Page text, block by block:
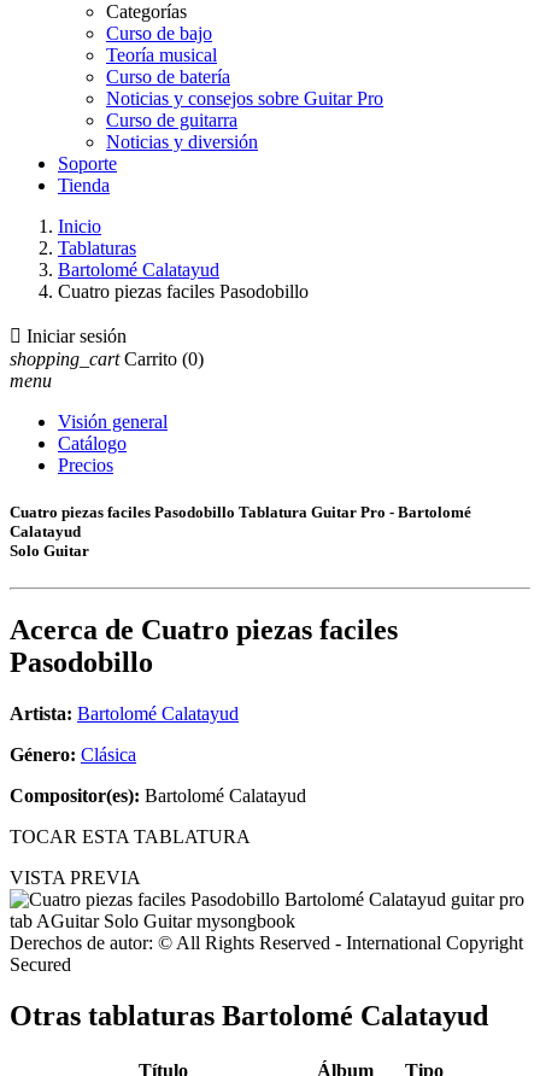
Categorías
Curso de bajo
Teoría musical
Curso de batería
Noticias y consejos sobre Guitar Pro
Curso de guitarra
Noticias y diversión
Soporte
Tienda
Inicio
Tablaturas
Bartolomé Calatayud
Cuatro piezas faciles Pasodobillo
 Iniciar sesión
shopping_cart Carrito (0)
menu
Visión general
Catálogo
Precios
Cuatro piezas faciles Pasodobillo Tablatura Guitar Pro - Bartolomé
Calatayud
Solo Guitar
Acerca de Cuatro piezas faciles
Pasodobillo
Artista: Bartolomé Calatayud
Género: Clásica
Compositor(es): Bartolomé Calatayud
TOCAR ESTA TABLATURA
VISTA PREVIA
Derechos de autor: © All Rights Reserved - International Copyright
Secured
Otras tablaturas Bartolomé Calatayud
Título Álbum Tipo